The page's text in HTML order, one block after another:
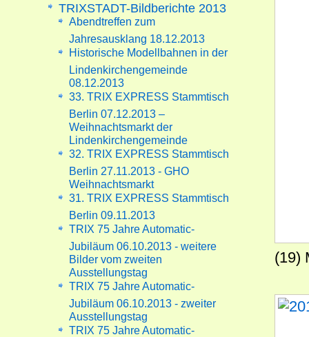
(19)
TRIXSTADT-Bildberichte 2013
Abendtreffen zum
Jahresausklang 18.12.2013
Historische Modellbahnen in der
Lindenkirchengemeinde
08.12.2013
33. TRIX EXPRESS Stammtisch
Berlin 07.12.2013 –
Weihnachtsmarkt der
Lindenkirchengemeinde
32. TRIX EXPRESS Stammtisch
Berlin 27.11.2013 - GHO
Weihnachtsmarkt
31. TRIX EXPRESS Stammtisch
Berlin 09.11.2013
TRIX 75 Jahre Automatic-
Jubiläum 06.10.2013 - weitere
Bilder vom zweiten
Ausstellungstag
TRIX 75 Jahre Automatic-
Jubiläum 06.10.2013 - zweiter
Ausstellungstag
TRIX 75 Jahre Automatic-